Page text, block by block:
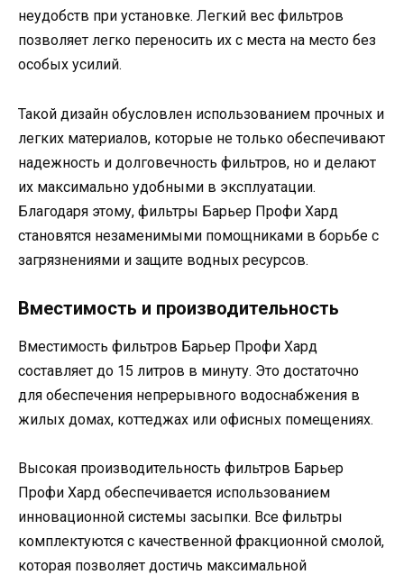
неудобств при установке. Легкий вес фильтров
позволяет легко переносить их с места на место без
особых усилий.
Такой дизайн обусловлен использованием прочных и
легких материалов, которые не только обеспечивают
надежность и долговечность фильтров, но и делают
их максимально удобными в эксплуатации.
Благодаря этому, фильтры Барьер Профи Хард
становятся незаменимыми помощниками в борьбе с
загрязнениями и защите водных ресурсов.
Вместимость и производительность
Вместимость фильтров Барьер Профи Хард
составляет до 15 литров в минуту. Это достаточно
для обеспечения непрерывного водоснабжения в
жилых домах, коттеджах или офисных помещениях.
Высокая производительность фильтров Барьер
Профи Хард обеспечивается использованием
инновационной системы засыпки. Все фильтры
комплектуются с качественной фракционной смолой,
которая позволяет достичь максимальной